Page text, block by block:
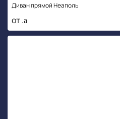
Диван прямой Неаполь
от .